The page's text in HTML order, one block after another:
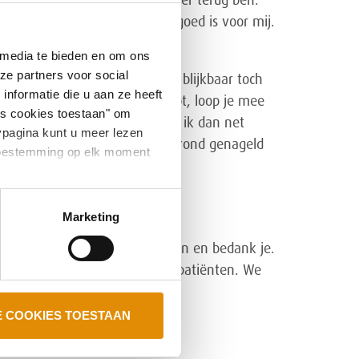
te bieden en om ons
partners voor social
die u aan ze heeft
cookies toestaan" om
kunt u meer lezen
op elk moment
Marketing
COOKIES TOESTAAN
respect voor wat nu goed is voor mij.
wil meelopen. Ik heb het blijkbaar toch
eigenlijk geen tijd voor hebt, loop je mee
ik nog een stukje alleen. Als ik dan net
liep en toch als aan de grond genageld
en patiënten.
laat weten dat ik er weer ben en bedank je.
voor onze cliënten en patiënten. We